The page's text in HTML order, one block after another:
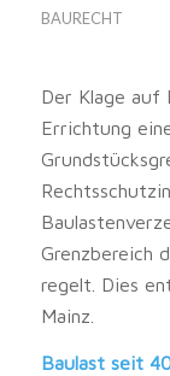
BAURECHT
Der Klage auf
Errichtung
Grenzbereich
regelt. Dies
Mainz.
Baulast seit